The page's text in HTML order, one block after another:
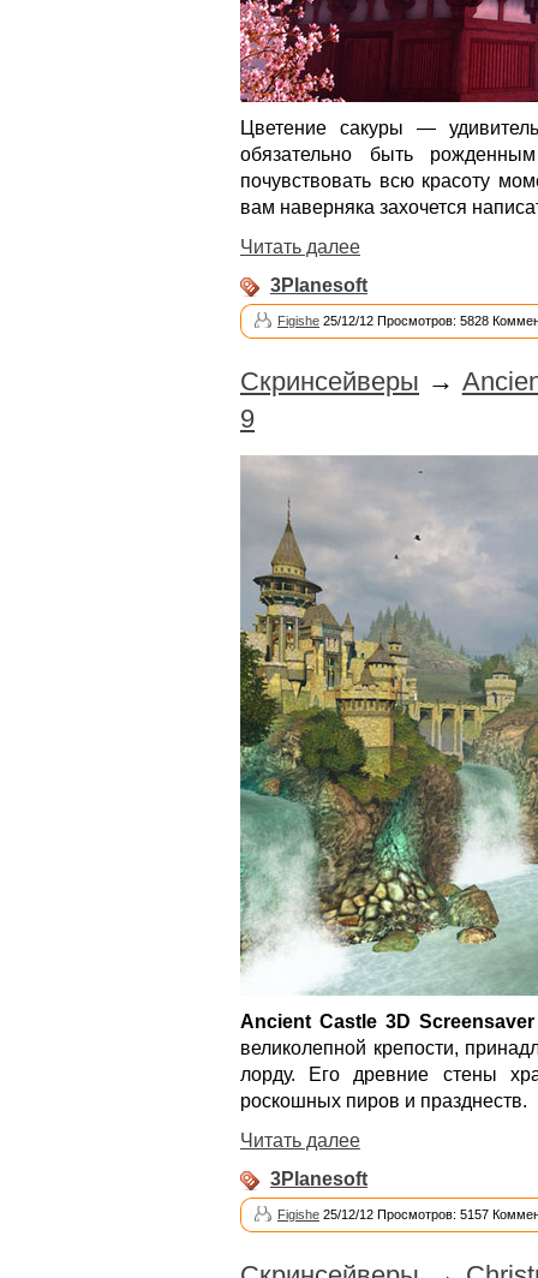
Цветение сакуры —
обязательно быть
почувствовать всю красоту
вам наверняка захочется
Читать далее
3Planesoft
Figishe 25/12/12 Просмотров: 5828
Скринсейверы →
9
Ancient Castle 3D Screensaver
великолепной крепости,
лорду. Его древние стены
роскошных пиров и празднеств.
Читать далее
3Planesoft
Figishe 25/12/12 Просмотров: 5157